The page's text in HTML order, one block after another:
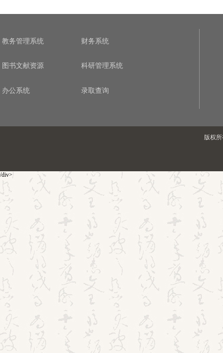
教务管理系统 财务系统
图书文献资源 科研管理系统
办公系统 录取查询
版权
/div>